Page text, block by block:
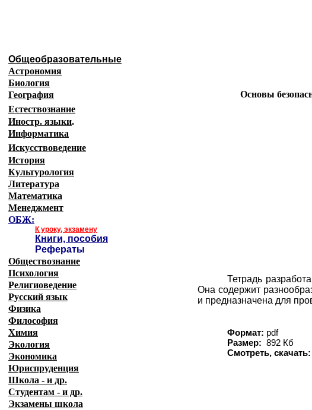
Основы
Тетрадь
Она содержит
и предназначена для
Формат: pdf
Размер: 892 Кб
Смотреть, скачать:
Общеобразовательные
Астрономия
Биология
География
Естествознание
Иностр. языки.
Информатика
Искусствоведение
История
Культурология
Литература
Математика
Менеджмент
ОБЖ:
К уроку, экзамену
Книги, пособия
Рефераты
Обществознание
Психология
Религиоведение
Русский язык
Физика
Философия
Химия
Экология
Экономика
Юриспруденция
Школа - и др.
Студентам - и др.
Экзамены школа